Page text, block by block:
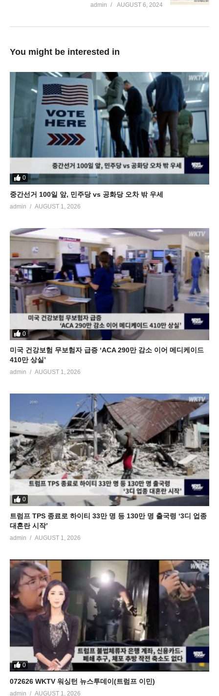
admin AUGUST 6, 2024
You might be interested in
0
중간선거 100일 앞, 민주당 vs 공화당 오차 밖 우세
admin AUGUST 1, 2026
0
미국 건강보험 무보험자 급증 ‘ACA 290만 감소 이어 메디케이드
410만 상실’
admin AUGUST 1, 2026
0
트럼프 TPS 종료로 하이티 33만 명 등 130만 명 출국령 ‘3디 업종
대혼란 시작’
admin AUGUST 1, 2026
0
072626 WKTV 워싱턴 뉴스투데이(트럼프 이민)
admin AUGUST 1, 2026